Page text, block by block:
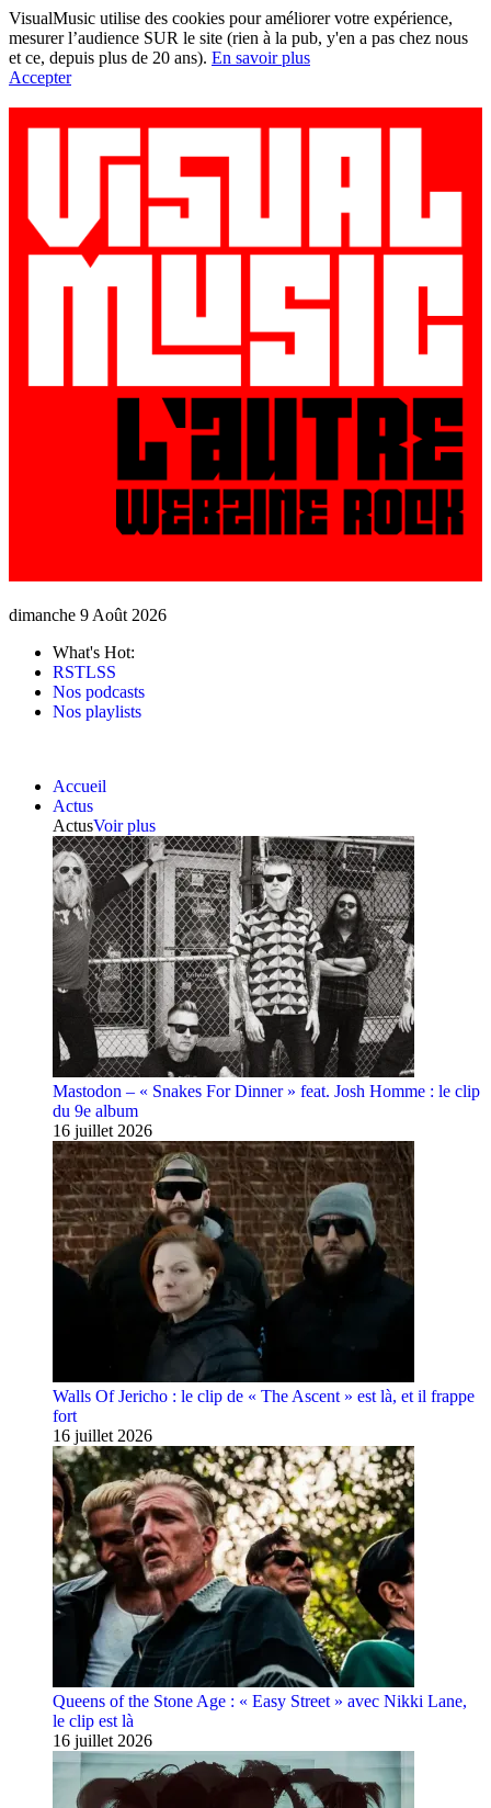
VisualMusic utilise des cookies pour améliorer votre expérience,
mesurer l’audience SUR le site (rien à la pub, y'en a pas chez nous
et ce, depuis plus de 20 ans). En savoir plus
Accepter
dimanche 9 Août 2026
What's Hot:
RSTLSS
Nos podcasts
Nos playlists
Accueil
Actus
ActusVoir plus
Mastodon – « Snakes For Dinner » feat. Josh Homme : le clip
du 9e album
16 juillet 2026
Walls Of Jericho : le clip de « The Ascent » est là, et il frappe
fort
16 juillet 2026
Queens of the Stone Age : « Easy Street » avec Nikki Lane,
le clip est là
16 juillet 2026